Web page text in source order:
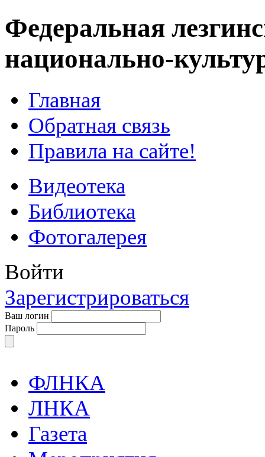
Федеральная
национально-
Главная
Обратная связь
Правила на сайте!
Видеотека
Библиотека
Фотогалерея
Войти
Зарегистрироваться
Ваш логин
Пароль
ФЛНКА
ЛНКА
Газета